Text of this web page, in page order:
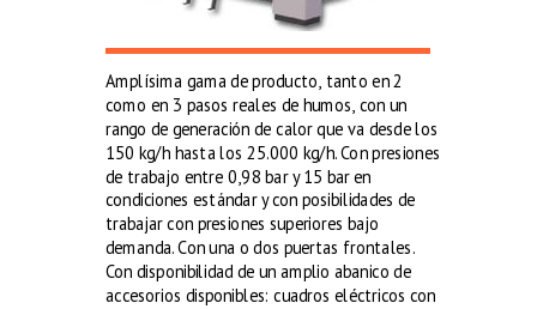
Amplísima gama de producto, tanto en 2
como en 3 pasos reales de humos, con un
rango de generación de calor que va desde los
150 kg/h hasta los 25.000 kg/h. Con presiones
de trabajo entre 0,98 bar y 15 bar en
condiciones estándar y con posibilidades de
trabajar con presiones superiores bajo
demanda. Con una o dos puertas frontales.
Con disponibilidad de un amplio abanico de
accesorios disponibles: cuadros eléctricos con